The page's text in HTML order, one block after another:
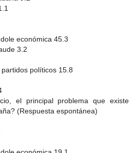
económica 45.3
3.2
políticos 15.8
el principal problema que existe
(Respuesta espontánea)